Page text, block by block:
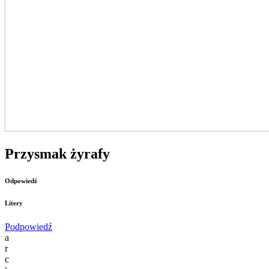
Przysmak żyrafy
Odpowiedź
Litery
Podpowiedź
a
r
c